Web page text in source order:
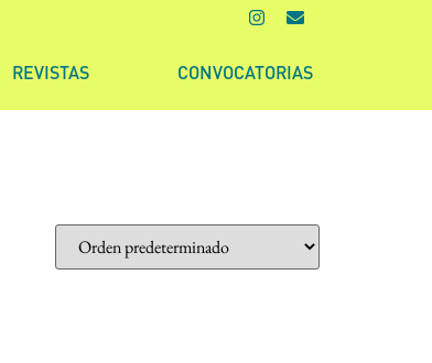
REVISTAS CONVOCATORIAS